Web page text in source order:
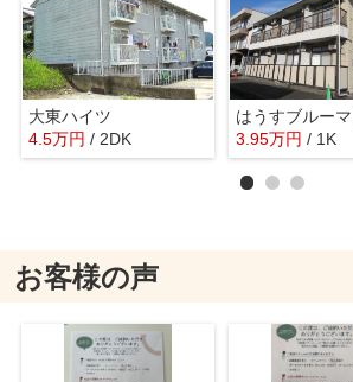
大東ハイツ
4.5万円 / 2DK
はうすブルー
3.95万円 / 1K
お客様の声